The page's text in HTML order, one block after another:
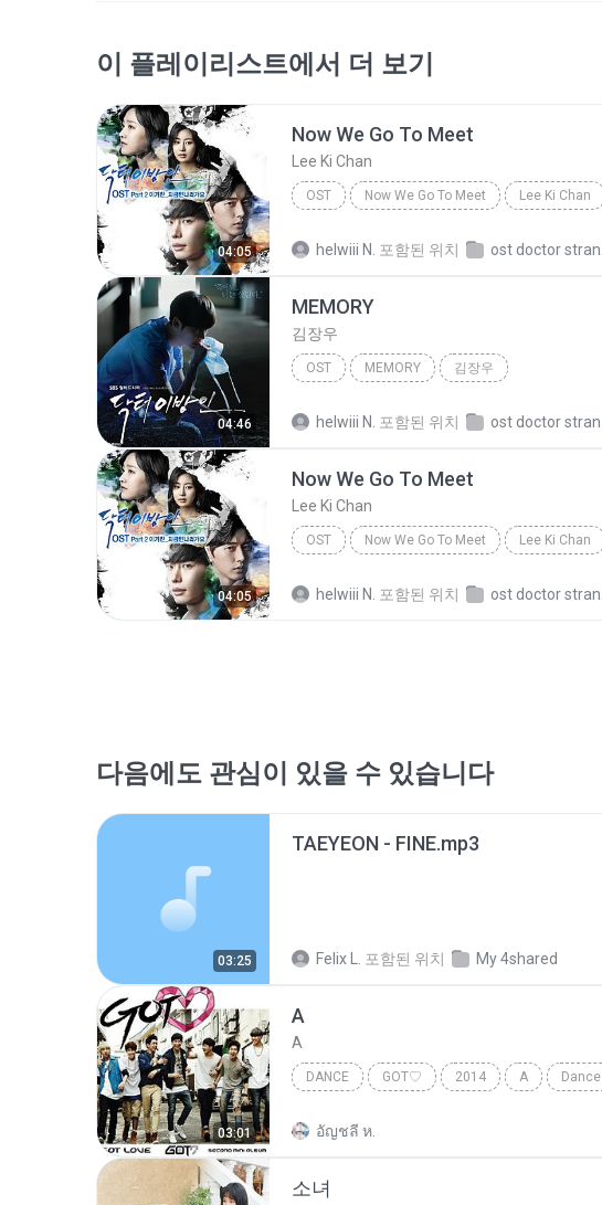
이 플레이리스트에서 더 보기
04:05
Now We Go To Meet
Lee Ki Chan
OST Now We Go To Meet Lee Ki Chan
helwiii N. 포함된 위치 ost doctor stranger
04:46
MEMORY
김장우
OST MEMORY 김장우
helwiii N. 포함된 위치 ost doctor stranger
04:05
Now We Go To Meet
Lee Ki Chan
OST Now We Go To Meet Lee Ki Chan
helwiii N. 포함된 위치 ost doctor stranger
다음에도 관심이 있을 수 있습니다
03:25
TAEYEON - FINE.mp3
Felix L. 포함된 위치 My 4shared
03:01
A
A
DANCE GOT♡ 2014 A Dance
อัญชลี ห.
소녀